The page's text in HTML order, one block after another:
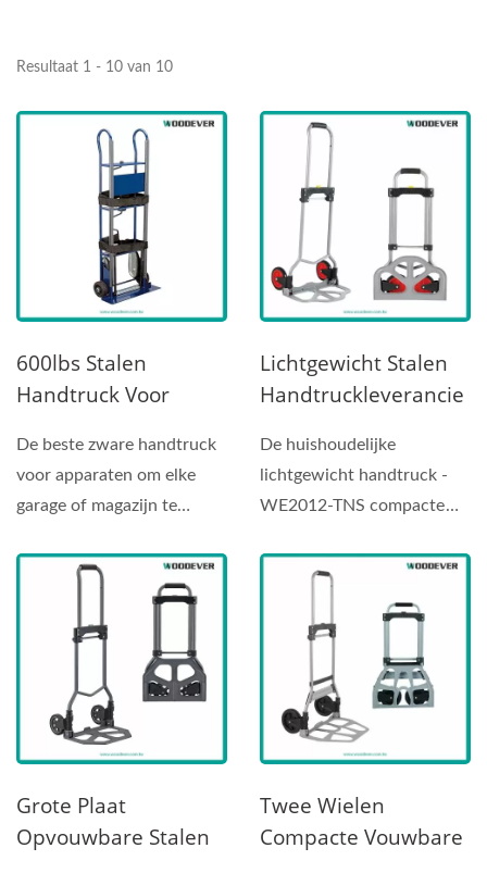
Resultaat 1 - 10 van 10
600lbs Stalen
Handtruck Voor
Trapklimmer |
Fabrieksfabrikant
De beste zware handtruck
voor apparaten om elke
garage of magazijn te
uitstekend...
Lichtgewicht Stalen
Handtruckleverancie
Professionele
OEMODM
Handtruckleverancie
R Op Maat Gemaakte
Handtruck.
Professionele
OEMODM
Handtruckleverancie
R Op Maat Gemaakte
Handtruck
De huishoudelijke
lichtgewicht handtruck -
WE2012-TNS compacte
Grote Plaat
Opvouwbare Stalen
Twee Wielen
Compacte Vouwbare